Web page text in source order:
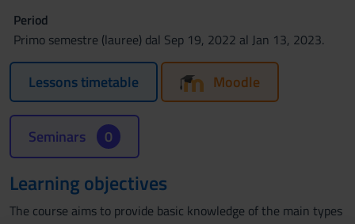
Period
Primo semestre (lauree) dal Sep 19, 2022 al Jan 13, 2023.
Lessons timetable Moodle
Seminars 0
Learning objectives
The course aims to provide basic knowledge of the main types